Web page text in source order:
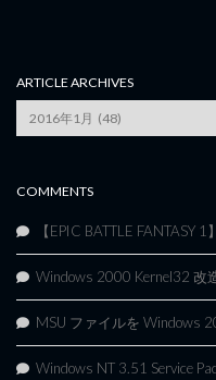
ARTICLE ARCHIVES
Archives
COMMENTS
【EPIC BATTLE FANTASY
Windows 2000 Kernel32 改
MSU ファイルを Windows
Windows NT 3.51 Service